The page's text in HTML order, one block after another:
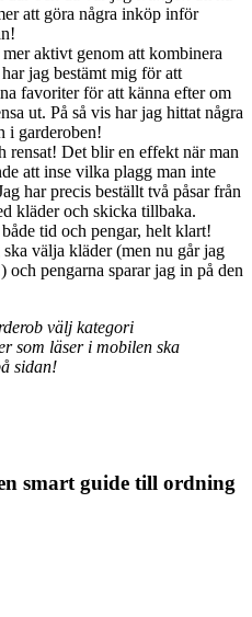
att göra några inköp inför
aktivt genom att kombinera
jag bestämt mig för att
favoriter för att känna efter om
ut. På så vis har jag hittat några
i garderoben!
rensat! Det blir en effekt när man
att inse vilka plagg man inte
har precis beställt två påsar från
kläder och skicka tillbaka.
tid och pengar, helt klart!
välja kläder (men nu går jag
och pengarna sparar jag in på den
välj kategori
som läser i mobilen ska
sidan!
smart guide till ordning